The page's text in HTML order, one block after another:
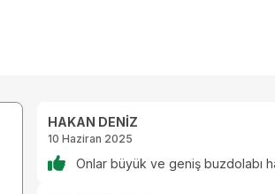
HAKAN DENİZ
10 Haziran 2025
Onlar büyük ve geniş buzdolabı